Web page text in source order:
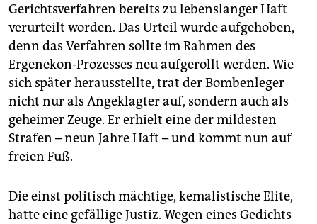
Gerichtsverfahren bereits zu lebenslanger Haft
verurteilt worden. Das Urteil wurde aufgehoben,
denn das Verfahren sollte im Rahmen des
Ergenekon-Prozesses neu aufgerollt werden. Wie
sich später herausstellte, trat der Bombenleger
nicht nur als Angeklagter auf, sondern auch als
geheimer Zeuge. Er erhielt eine der mildesten
Strafen – neun Jahre Haft – und kommt nun auf
freien Fuß.
Die einst politisch mächtige, kemalistische Elite,
hatte eine gefällige Justiz. Wegen eines Gedichts